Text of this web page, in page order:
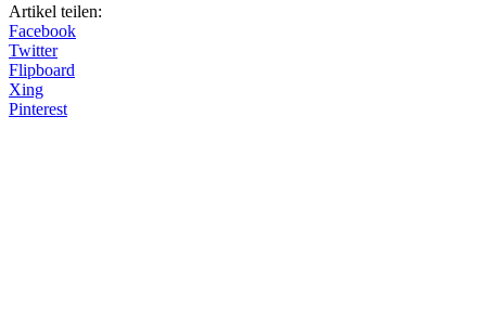
Artikel teilen:
Facebook
Twitter
Flipboard
Xing
Pinterest